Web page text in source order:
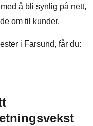
å bli synlig på nett,
om til kunder.
i Farsund, får du: